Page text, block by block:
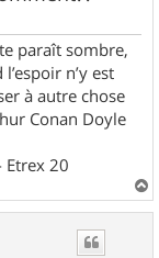
paraît sombre,
n’y est
à autre chose
Conan Doyle
Etrex 20
a